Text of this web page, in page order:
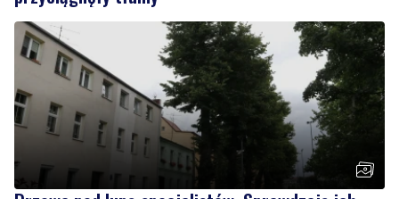
Drzewa pod lupą specjalistów. Sprawdzają ich
kondycję i stabilność
Wiadomości